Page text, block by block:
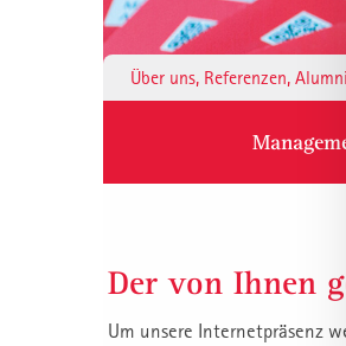
Über uns, Referenzen, Alumni
Der von Ihnen
Um unsere Internetpräsenz